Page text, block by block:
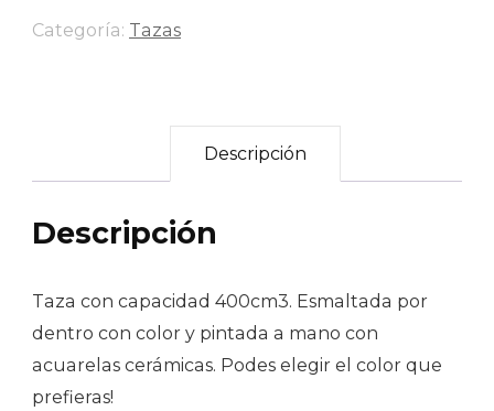
Categoría: Tazas
Descripción
Descripción
Taza con capacidad 400cm3. Esmaltada por
dentro con color y pintada a mano con
acuarelas cerámicas. Podes elegir el color que
prefieras!